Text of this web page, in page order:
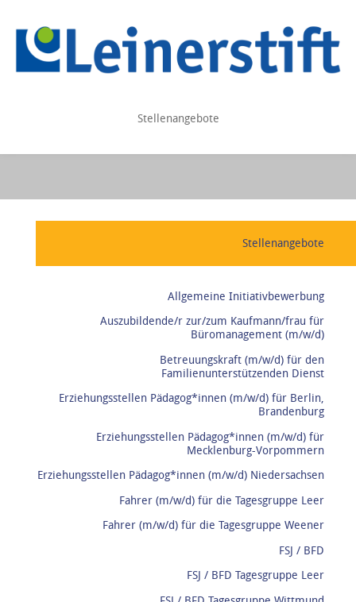
Stellenangebote
Stellenangebote
Allgemeine Initiativbewerbung
Auszubildende/r zur/zum Kaufmann/frau für
Büromanagement (m/w/d)
Betreuungskraft (m/w/d) für den
Familienunterstützenden Dienst
Erziehungsstellen Pädagog*innen (m/w/d) für Berlin,
Brandenburg
Erziehungsstellen Pädagog*innen (m/w/d) für
Mecklenburg-Vorpommern
Erziehungsstellen Pädagog*innen (m/w/d) Niedersachsen
Fahrer (m/w/d) für die Tagesgruppe Leer
Fahrer (m/w/d) für die Tagesgruppe Weener
FSJ / BFD
FSJ / BFD Tagesgruppe Leer